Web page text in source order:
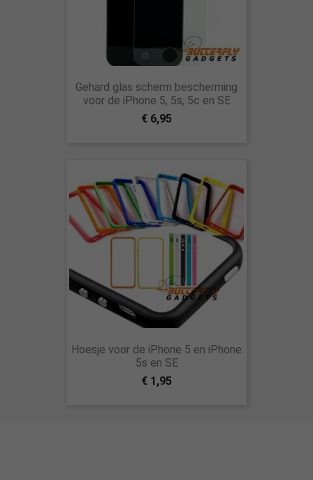
Gehard glas scherm bescherming
voor de iPhone 5, 5s, 5c en SE
€ 6,95
Hoesje voor de iPhone 5 en iPhone
5s en SE
€ 1,95